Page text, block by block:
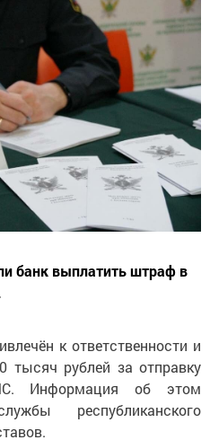
банк выплатить штраф в
к ответственности и
рублей за отправку
Информация об этом
республиканского